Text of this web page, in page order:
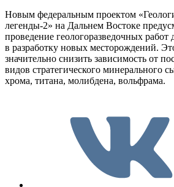
Новым федеральным проектом
легенды-2» на Дальнем Востоке
проведение геологоразведочных работ
в разработку новых месторождений.
значительно снизить зависимость от
видов стратегического минерального
хрома, титана, молибдена, вольфрама.